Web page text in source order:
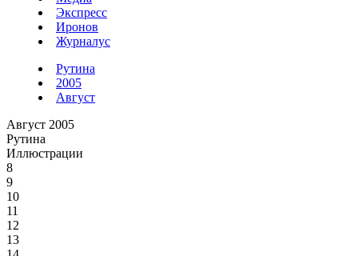
Экспресс
Иронов
Журналус
Рутина
2005
Август
Август 2005
Рутина
Иллюстрации
8
9
10
11
12
13